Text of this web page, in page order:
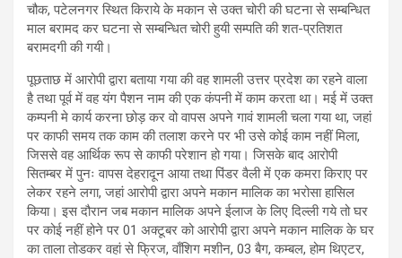
चौक, पटेलनगर स्थित किराये के मकान से उक्त चोरी की घटना से सम्बन्धित
माल बरामद कर घटना से सम्बन्धित चोरी हुयी सम्पति की शत-प्रतिशत
बरामदगी की गयी।
पूछताछ में आरोपी द्वारा बताया गया की वह शामली उत्तर प्रदेश का रहने वाला
है तथा पूर्व में वह यंग पैशन नाम की एक कंपनी में काम करता था। मई में उक्त
कम्पनी मे कार्य करना छोड़ कर वो वापस अपने गावं शामली चला गया था, जहां
पर काफी समय तक काम की तलाश करने पर भी उसे कोई काम नहीं मिला,
जिससे वह आर्थिक रूप से काफी परेशान हो गया। जिसके बाद आरोपी
सितम्बर में पुनः वापस देहरादून आया तथा पिंडर वैली में एक कमरा किराए पर
लेकर रहने लगा, जहां आरोपी द्वारा अपने मकान मालिक का भरोसा हासिल
किया। इस दौरान जब मकान मालिक अपने ईलाज के लिए दिल्ली गये तो घर
पर कोई नहीं होने पर 01 अक्टूबर को आरोपी द्वारा अपने मकान मालिक के घर
का ताला तोडकर वहां से फ्रिज, वाँशिग मशीन, 03 बैग, कम्बल, होम थिएटर,